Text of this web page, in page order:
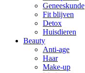
Geneeskunde
Fit blijven
Detox
Huisdieren
Beauty
Anti-age
Haar
Make-up